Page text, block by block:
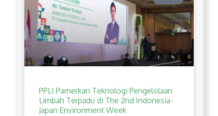
PPLI Pamerkan Teknologi Pengelolaan
Limbah Terpadu di The 2nd Indonesia-
Japan Environment Week